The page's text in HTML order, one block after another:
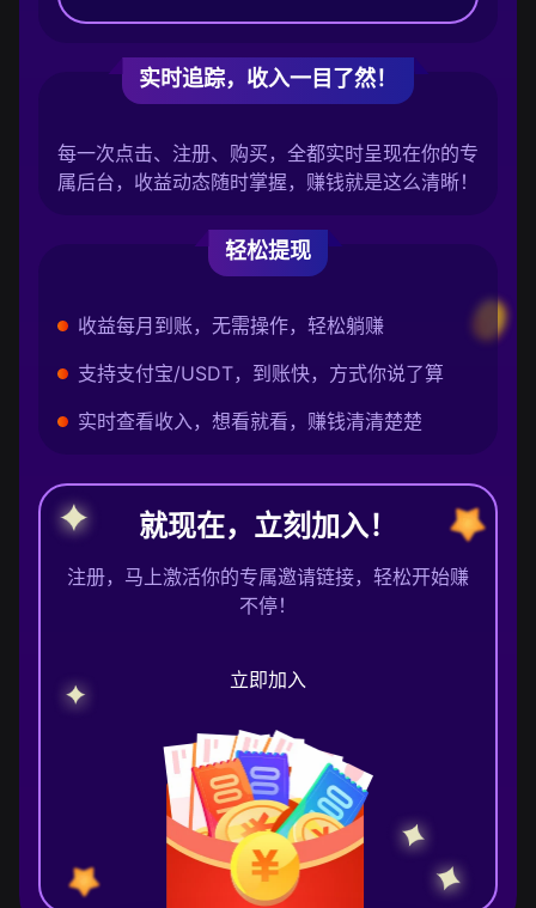
实时追踪，收入一目了然！
每一次点击、注册、购买，全都实时呈现在你的专
属后台，收益动态随时掌握，赚钱就是这么清晰！
轻松提现
收益每月到账，无需操作，轻松躺赚
支持支付宝/USDT，到账快，方式你说了算
实时查看收入，想看就看，赚钱清清楚楚
就现在，立刻加入！
注册，马上激活你的专属邀请链接，轻松开始赚
不停！
立即加入